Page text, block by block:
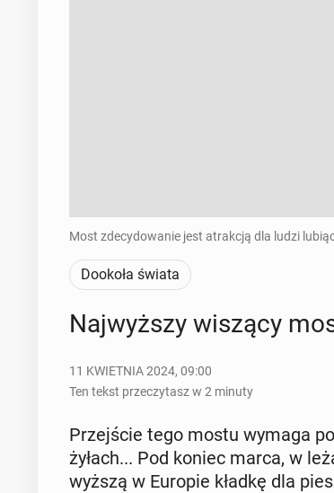
Most zdecydowanie jest atrakcją dla ludzi
Dookoła świata
Naj­wyż­szy wiszący
11 KWIETNIA 2024, 09:00
Ten tekst przeczytasz w 2 minuty
Przej­ście tego mostu wymaga
żyłach... Pod koniec marca, w
wyż­szą w Europie kładkę dla